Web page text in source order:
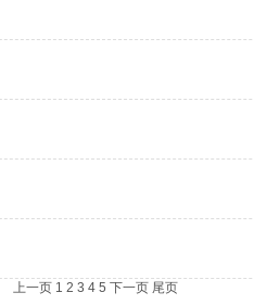
上一页 1 2 3 4 5 下一页 尾页